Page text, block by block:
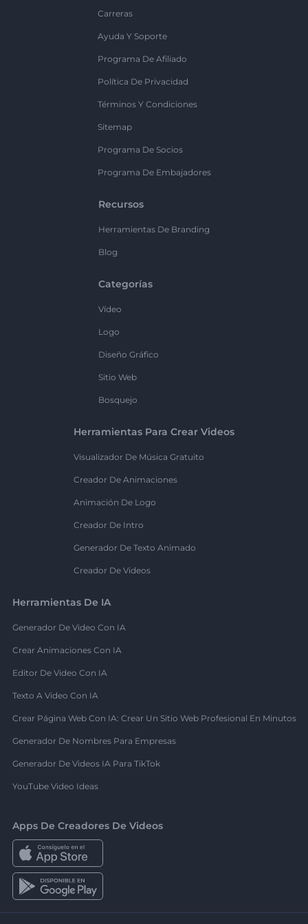
Carreras
Ayuda Y Soporte
Programa De Afiliado
Política De Privacidad
Términos Y Condiciones
Sitemap
Programa De Socios
Programa De Embajadores
Recursos
Herramientas De Branding
Blog
Categorías
Vídeo
Logo
Diseño Gráfico
Sitio Web
Bosquejo
Herramientas Para Crear Videos
Visualizador De Música Gratuito
Creador De Animaciones
Animación De Logo
Creador De Intro
Generador De Texto Animado
Creador De Videos
Herramientas De IA
Generador De Video Con IA
Crear Animaciones Con IA
Editor De Video Con IA
Texto A Video Con IA
Crear Página Web Con IA: Crear Un Sitio Web Profesional En Minutos
Generador De Nombres Para Empresas
Generador De Videos IA Para TikTok
YouTube Video Ideas
Apps De Creadores De Videos